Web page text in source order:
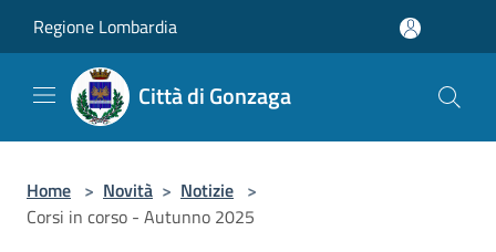
Regione Lombardia
Città di Gonzaga
Home > Novità > Notizie >
Corsi in corso - Autunno 2025